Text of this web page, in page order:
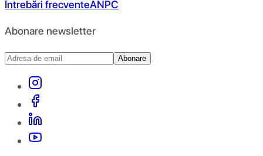
Întrebări frecventeANPC
Abonare newsletter
Abonare